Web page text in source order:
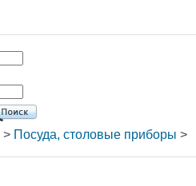
> Посуда, столовые приборы >